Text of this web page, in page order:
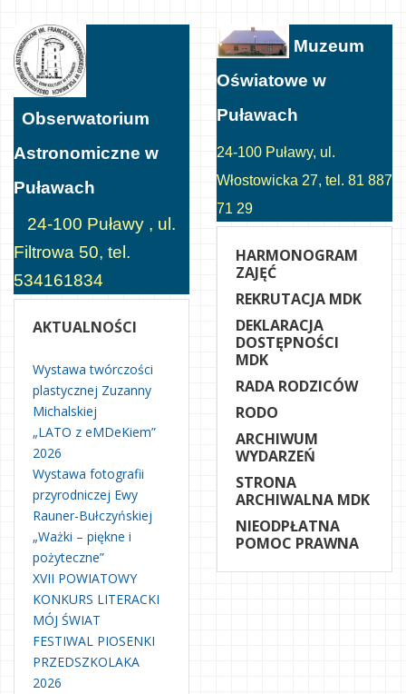
Obserwatorium
Astronomiczne w
Puławach
24-100 Puławy , ul.
Filtrowa 50, tel.
534161834
AKTUALNOŚCI
Wystawa twórczości
plastycznej Zuzanny
Michalskiej
„LATO z eMDeKiem”
2026
Wystawa fotografii
przyrodniczej Ewy
Rauner-Bułczyńskiej
„Ważki – piękne i
pożyteczne”
XVII POWIATOWY
KONKURS LITERACKI
MÓJ ŚWIAT
FESTIWAL PIOSENKI
PRZEDSZKOLAKA
2026
Muzeum
Oświatowe w
Puławach
24-100 Puławy, ul.
Włostowicka 27, tel. 81 887
71 29
HARMONOGRAM
ZAJĘĆ
REKRUTACJA MDK
DEKLARACJA
DOSTĘPNOŚCI
MDK
RADA RODZICÓW
RODO
ARCHIWUM
WYDARZEŃ
STRONA
ARCHIWALNA MDK
NIEODPŁATNA
POMOC PRAWNA